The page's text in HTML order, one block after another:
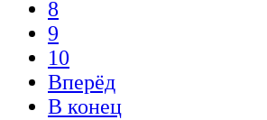
8
9
10
Вперёд
В конец